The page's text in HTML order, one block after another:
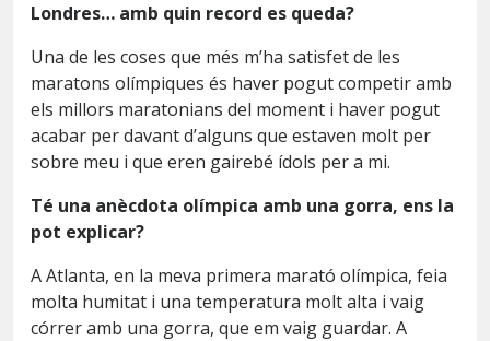
Londres… amb quin record es queda?
Una de les coses que més m’ha satisfet de les
maratons olímpiques és haver pogut competir amb
els millors maratonians del moment i haver pogut
acabar per davant d’alguns que estaven molt per
sobre meu i que eren gairebé ídols per a mi.
Té una anècdota olímpica amb una gorra, ens la
pot explicar?
A Atlanta, en la meva primera marató olímpica, feia
molta humitat i una temperatura molt alta i vaig
córrer amb una gorra, que em vaig guardar. A